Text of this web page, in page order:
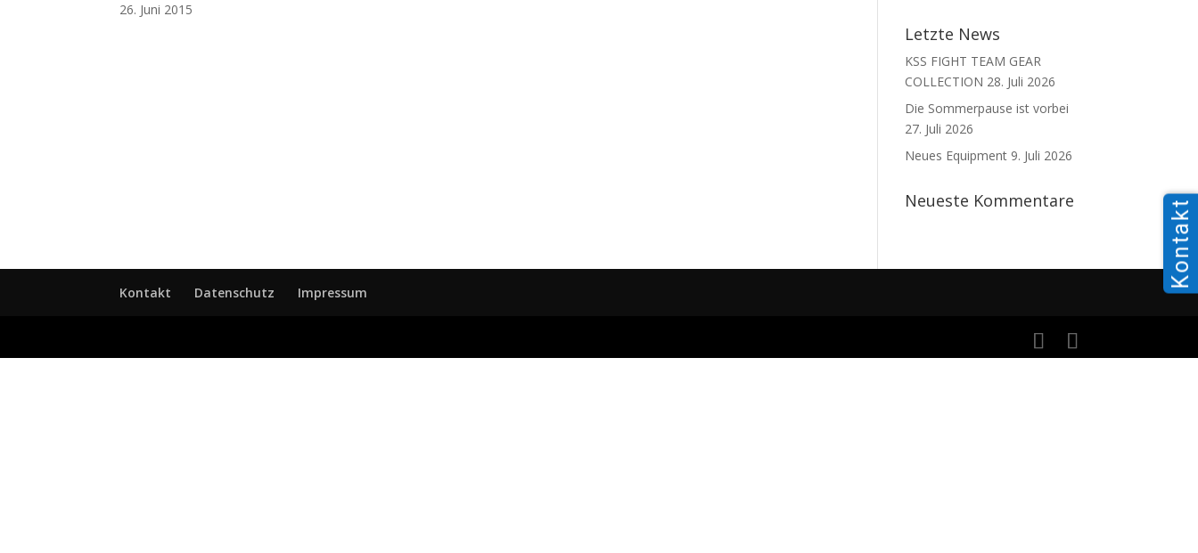
26. Juni 2015
Letzte News
KSS FIGHT TEAM GEAR
COLLECTION 28. Juli 2026
Die Sommerpause ist vorbei
27. Juli 2026
Neues Equipment 9. Juli 2026
Neueste Kommentare
Kontakt Datenschutz Impressum
Kontakt